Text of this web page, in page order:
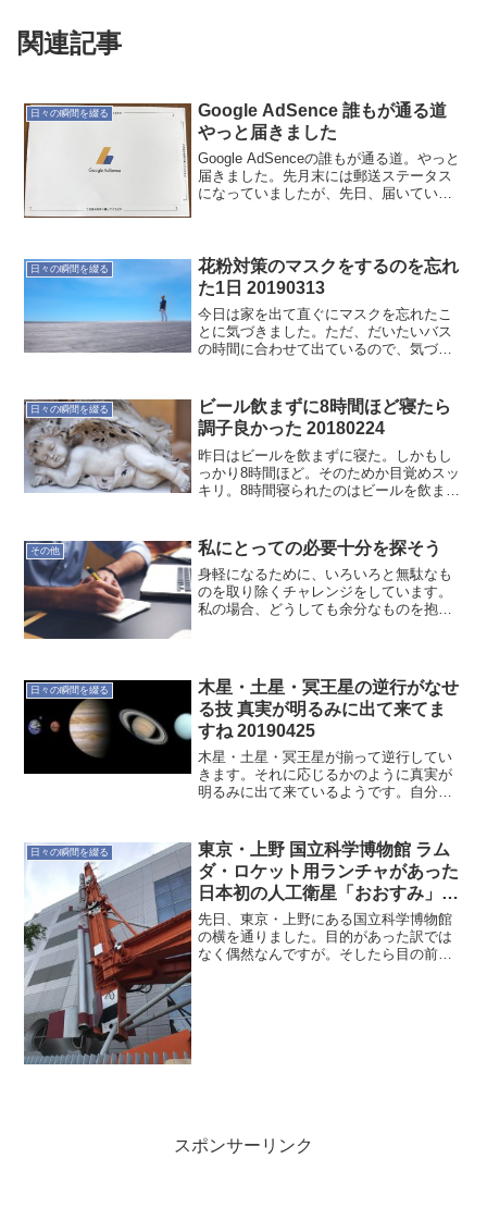
関連記事
日々の瞬間を綴る
Google AdSence 誰もが通る道
やっと届きました
Google AdSenceの誰もが通る道。やっと
届きました。先月末には郵送ステータス
になっていましたが、先日、届いていま
日々の瞬間を綴る
花粉対策のマスクをするのを忘れ
た1日 20190313
今日は家を出て直ぐにマスクを忘れたこ
とに気づきました。ただ、だいたいバス
の時間に合わせて出ているので、気づい
でも何とかなりました。明日の朝が心配
ですけどね。その前に今夜...
日々の瞬間を綴る
ビール飲まずに8時間ほど寝たら
調子良かった 20180224
昨日はビールを飲まずに寝た。しかもし
っかり8時間ほど。そのためか目覚めスッ
キリ。8時間寝られたのはビールを飲まな
見計らって、またチャレンジしてみた
い。
その他 私にとっての必要十分を探そう
身軽になるために、いろいろと無駄なも
のを取り除くチャレンジをしています。
私の場合、どうしても余分なものを抱え
20171025
日々の瞬間を綴る
木星・土星・冥王星の逆行がなせ
る技 真実が明るみに出て来てま
すね 20190425
木星・土星・冥王星が揃って逆行してい
きます。それに応じるかのように真実が
明るみに出て来ているようです。自分の
も、心だけは真っ直ぐに！
日々の瞬間を綴る
東京・上野 国立科学博物館 ラム
ダ・ロケット用ランチャがあった
日本初の人工衛星「おおすみ」打
ち上げに使用
先日、東京・上野にある国立科学博物館
の横を通りました。目的があった訳では
なく偶然なんですが。そしたら目の前に
スポンサーリンク